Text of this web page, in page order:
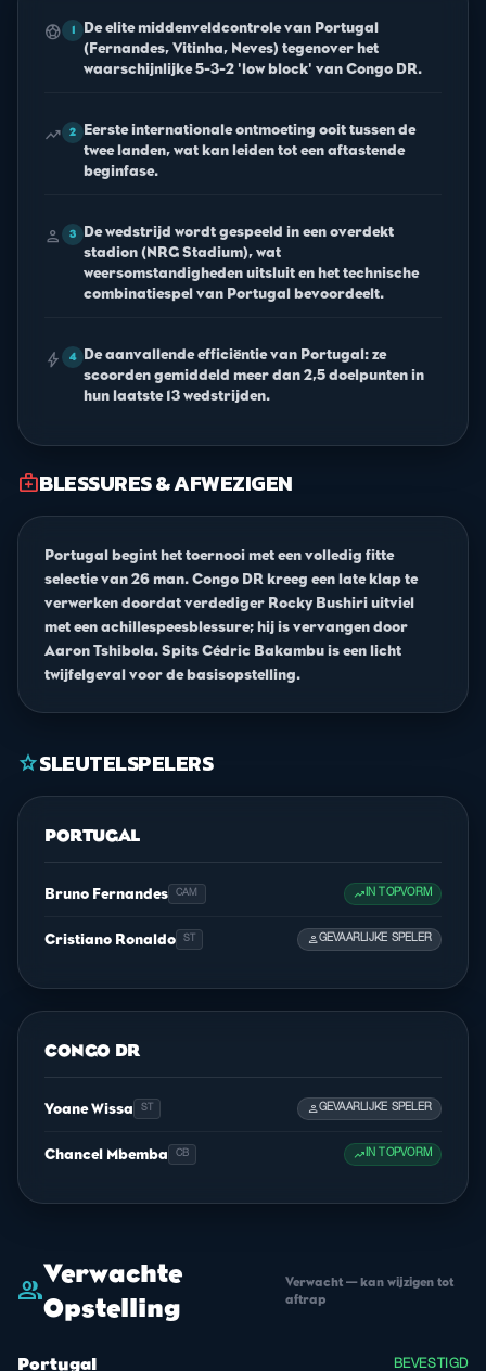
sports_soccer 1
De elite middenveldcontrole van Portugal
(Fernandes, Vitinha, Neves) tegenover het
waarschijnlijke 5-3-2 'low block' van Congo DR.
trending_up 2
Eerste internationale ontmoeting ooit tussen de
twee landen, wat kan leiden tot een aftastende
beginfase.
person 3
De wedstrijd wordt gespeeld in een overdekt
stadion (NRG Stadium), wat
weersomstandigheden uitsluit en het technische
combinatiespel van Portugal bevoordeelt.
bolt 4
De aanvallende efficiëntie van Portugal: ze
scoorden gemiddeld meer dan 2,5 doelpunten in
hun laatste 13 wedstrijden.
medical_servicesBLESSURES & AFWEZIGEN
Portugal begint het toernooi met een volledig fitte
selectie van 26 man. Congo DR kreeg een late klap te
verwerken doordat verdediger Rocky Bushiri uitviel
met een achillespeesblessure; hij is vervangen door
Aaron Tshibola. Spits Cédric Bakambu is een licht
twijfelgeval voor de basisopstelling.
starSLEUTELSPELERS
PORTUGAL
Bruno Fernandes CAM trending_upIN TOPVORM
Cristiano Ronaldo ST personGEVAARLIJKE SPELER
CONGO DR
Yoane Wissa ST personGEVAARLIJKE SPELER
Chancel Mbemba CB trending_upIN TOPVORM
group
Verwachte
Opstelling
Verwacht — kan wijzigen tot
aftrap
Portugal BEVESTIGD